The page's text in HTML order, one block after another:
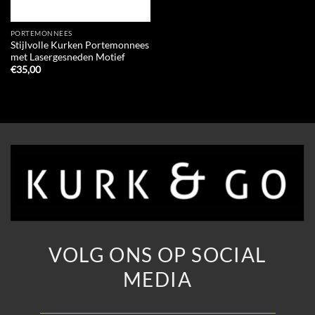
PORTEMONNEES
Stijlvolle Kurken Portemonnees
met Lasergesneden Motief
€35,00
VOLG ONS OP SOCIAL
MEDIA